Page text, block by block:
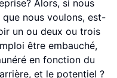
Alors, si nous
nous voulons, est-
un ou deux ou trois
être embauché,
en fonction du
et le potentiel ?